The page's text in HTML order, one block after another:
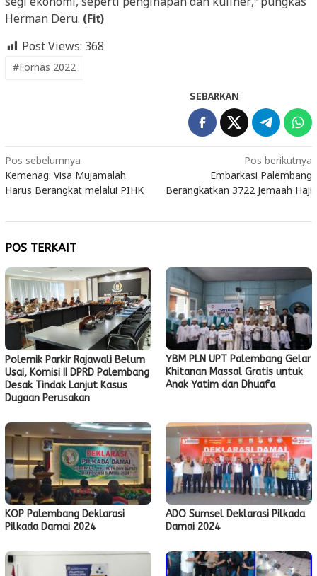
Herman Deru. (Fit)
Post Views: 368
#Fornas 2022
SEBARKAN
Navigasi
pos
Pos sebelumnya
Kemenag: Visa Mujamalah
Harus Berangkat melalui PIHK
Pos berikutnya
Embarkasi Palembang
Berangkatkan 3722 Jemaah Haji
POS TERKAIT
Polemik Parkir Rajawali Belum
Usai, Komisi II DPRD Palembang
Desak Tindak Lanjut Kasus
Dugaan Perusakan
YBM PLN UPT Palembang Gelar
Khitanan Massal Gratis untuk
Anak Yatim dan Dhuafa
KOP Palembang Deklarasi
Pilkada Damai 2024
ADO Sumsel Deklarasi Pilkada
Damai 2024